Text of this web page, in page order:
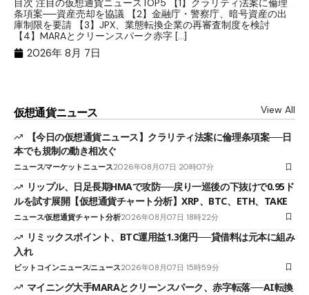
目次 注目の仮想通貨ニュースTOP5 【1】クラリティ法案に倫理
条項案──資産売却を協議 【2】金融庁・警察庁、暗号資産の出
庫制限を要請 【3】JPX、業態転換企業の再審査制度を検討
【4】MARAとクリーンスパーク赤字 […]
2026年 8月 7日
仮想通貨ニュース View All
【今日の仮想通貨ニュース】クラリティ法案に倫理条項案──日
本でも規制の動き相次ぐ
ニュースマーケットニュース2026年08月07日 20時07分
リップル、日足長期HMAで攻防──戻り一巡後の下抜けで0.95ド
ルを試す展開【仮想通貨チャート分析】XRP、BTC、ETH、TAKE
ニュース仮想通貨チャート分析2026年08月07日 18時22分
リミックスポイント、BTC運用益1.3億円──貸借料は元本に組み
入れ
ビットコインニュースニュース2026年08月07日 15時59分
マイニング大手MARAとクリーンスパーク、赤字転落──AI転換